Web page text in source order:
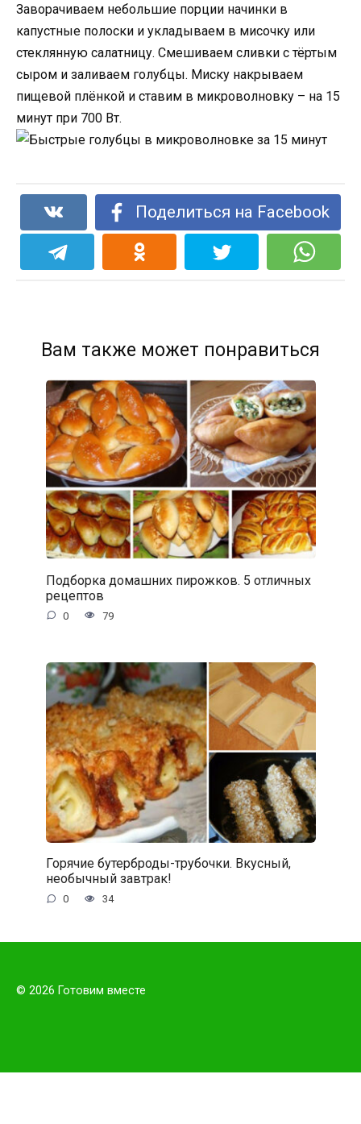
Заворачиваем небольшие порции начинки в
капустные полоски и укладываем в мисочку или
стеклянную салатницу. Смешиваем сливки с тёртым
сыром и заливаем голубцы. Миску накрываем
пищевой плёнкой и ставим в микроволновку – на 15
минут при 700 Вт.
Поделиться на Facebook
Вам также может понравиться
Подборка домашних пирожков. 5 отличных
рецептов
0 79
Горячие бутерброды-трубочки. Вкусный,
необычный завтрак!
0 34
© 2026 Готовим вместе